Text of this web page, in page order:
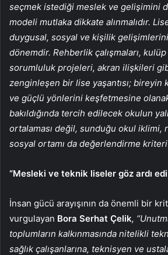
seçmek istediği meslek ve gelişimini
modeli mutlaka dikkate alınmalıdır.
duygusal, sosyal ve kişilik
dönemdir. Rehberlik çalışmaları,
sorumluluk projeleri, akran ilişkileri
zenginleşen bir lise yaşantısı; bireyin
ve güçlü yönlerini keşfetmesine olanak
bakıldığında tercih edilecek okulun
ortalaması değil, sunduğu okul iklimi,
sosyal ortamı da değerlendirme kriteri
“Mesleki ve teknik liseler göz ardı
İnsan gücü arayışının da önemli bir
vurgulayan Bora Serhat Çelik,
toplumların kalkınmasında nitelikli
sağlık çalışanlarına, teknisyen ve